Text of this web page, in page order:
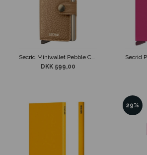
Secrid Miniwallet Pebble Cappuccino
DKK 599,00
29%